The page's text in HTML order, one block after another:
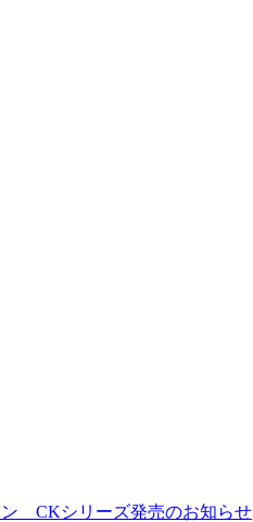
CKシリーズ発売のお知らせ